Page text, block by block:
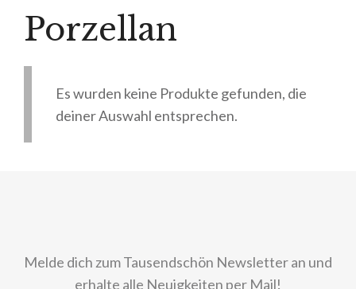
Porzellan
Es wurden keine Produkte gefunden, die
deiner Auswahl entsprechen.
Melde dich zum Tausendschön Newsletter an und
erhalte alle Neuigkeiten per Mail!